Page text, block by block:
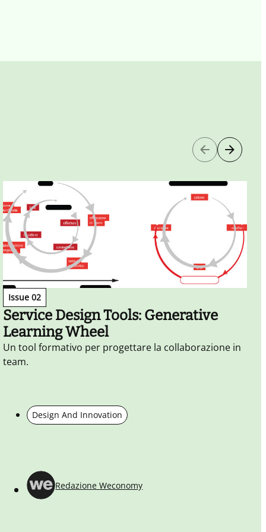
Issue 02
Service Design Tools: Generative
Learning Wheel
Un tool formativo per progettare la collaborazione in
team.
Design And Innovation
Redazione Weconomy